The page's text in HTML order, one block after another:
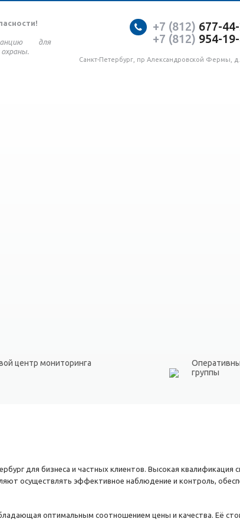
для
+7 (812) 677-
+7 (812) 954-
Санкт-Петербург, пр Александровской Фермы,
центр мониторинга
группы
для бизнеса и частных клиентов. Высокая квалификация
осуществлять эффективное наблюдение и контроль,
оптимальным соотношением цены и качества. Её